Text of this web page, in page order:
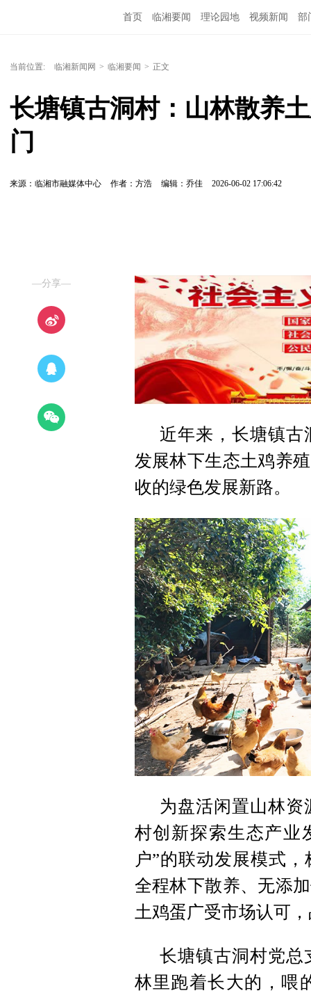
首页 临湘要闻 理论园地 视频新闻 部
当前位置: 临湘新闻网 > 临湘要闻 > 正文
长塘镇古洞村：山林散养
门
来源：临湘市融媒体中心 作者：方浩 编辑：乔佳 2026-06-02 17:06:42
—分享—
近年来，长塘镇古
发展林下生态土鸡养
收的绿色发展新路。
为盘活闲置山林
村创新探索生态产业
户”的联动发展模式
全程林下散养、无添
土鸡蛋广受市场认可
长塘镇古洞村党总
林里跑着长大的，喂